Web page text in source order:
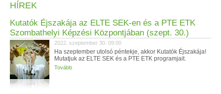
HÍREK
Kutatók Éjszakája az ELTE SEK-en és a PTE ETK
Szombathelyi Képzési Központjában (szept. 30.)
2022. szeptember 30. 09:00
Ha szeptember utolsó péntekje, akkor Kutatók Éjszakája!
Mutatjuk az ELTE SEK és a PTE ETK programjait.
Tovább